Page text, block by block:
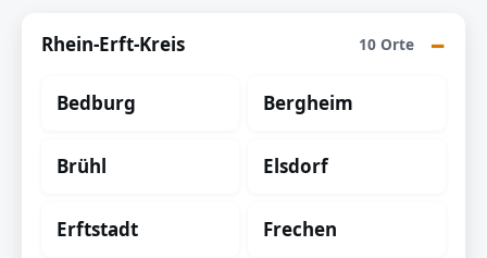
Rhein-Erft-Kreis 10 Orte
Bedburg Bergheim
Brühl Elsdorf
Erftstadt Frechen